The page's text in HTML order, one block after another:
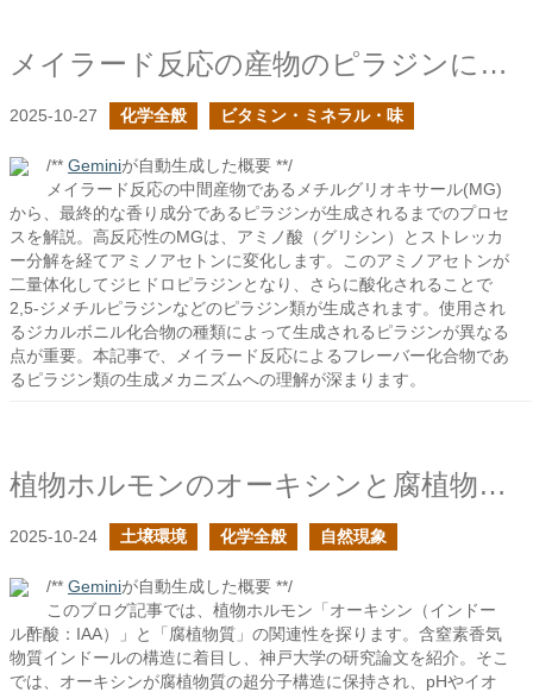
メイラード反応の産物のピラジンについて
2025-10-27 化学全般 ビタミン・ミネラル・味
/** Geminiが自動生成した概要 **/
メイラード反応の中間産物であるメチルグリオキサール(MG)
から、最終的な香り成分であるピラジンが生成されるまでのプロセ
スを解説。高反応性のMGは、アミノ酸（グリシン）とストレッカ
ー分解を経てアミノアセトンに変化します。このアミノアセトンが
二量体化してジヒドロピラジンとなり、さらに酸化されることで
2,5-ジメチルピラジンなどのピラジン類が生成されます。使用され
るジカルボニル化合物の種類によって生成されるピラジンが異なる
点が重要。本記事で、メイラード反応によるフレーバー化合物であ
るピラジン類の生成メカニズムへの理解が深まります。
植物ホルモンのオーキシンと腐植物質の繋がり
2025-10-24 土壌環境 化学全般 自然現象
/** Geminiが自動生成した概要 **/
このブログ記事では、植物ホルモン「オーキシン（インドー
ル酢酸：IAA）」と「腐植物質」の関連性を探ります。含窒素香気
物質インドールの構造に着目し、神戸大学の研究論文を紹介。そこ
では、オーキシンが腐植物質の超分子構造に保持され、pHやイオ